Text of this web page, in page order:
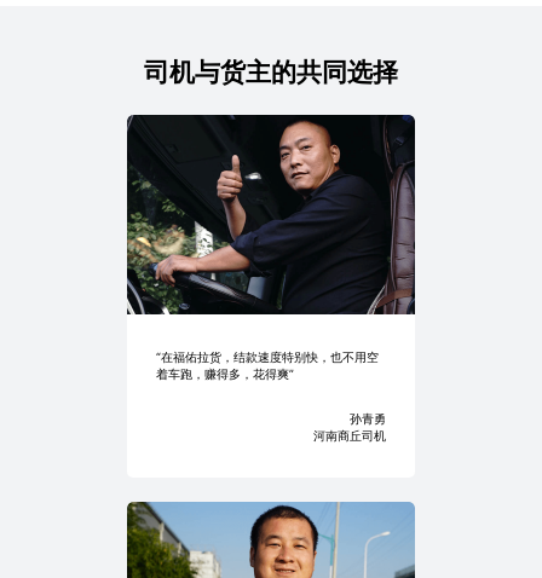
司机与货主的共同选择
“在福佑拉货，结款速度特别快，也不用空
着车跑，赚得多，花得爽”
孙青勇
河南商丘司机